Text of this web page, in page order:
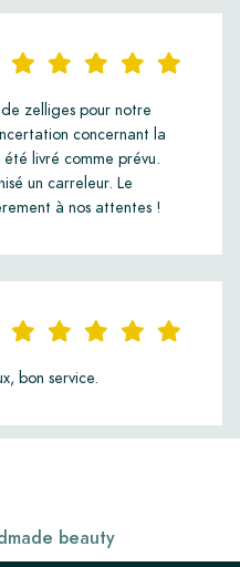
zelliges pour notre
concernant la
livré comme prévu.
un carreleur. Le
à nos attentes !
bon service.
beauty